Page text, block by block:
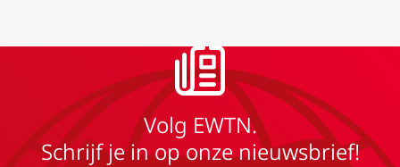
Volg EWTN.
Schrijf je in op onze nieuwsbrief!